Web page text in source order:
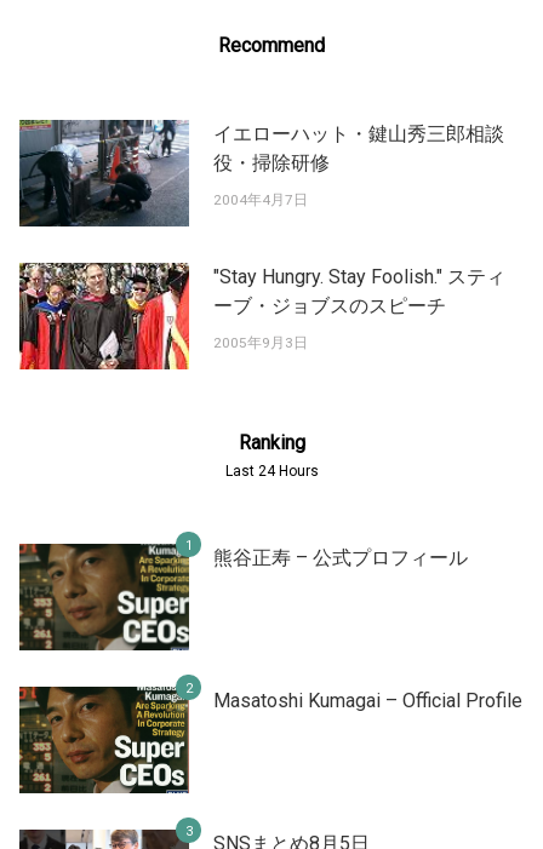
Recommend
イエローハット・鍵山秀三郎相談
役・掃除研修
2004年4月7日
"Stay Hungry. Stay Foolish." スティ
ーブ・ジョブスのスピーチ
2005年9月3日
Ranking
Last 24 Hours
熊谷正寿 – 公式プロフィール
Masatoshi Kumagai – Official Profile
SNSまとめ8月5日